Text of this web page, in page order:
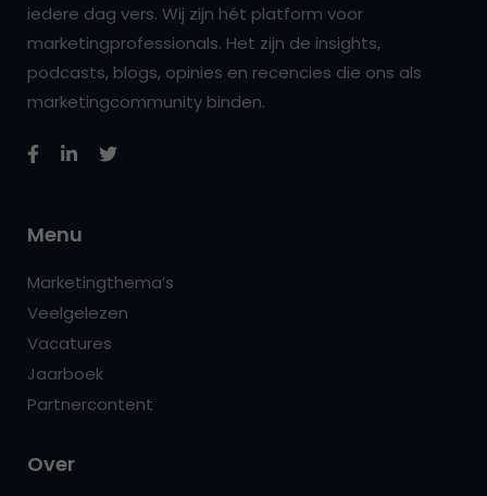
iedere dag vers. Wij zijn hét platform voor
marketingprofessionals. Het zijn de insights,
podcasts, blogs, opinies en recencies die ons als
marketingcommunity binden.
Menu
Marketingthema’s
Veelgelezen
Vacatures
Jaarboek
Partnercontent
Over